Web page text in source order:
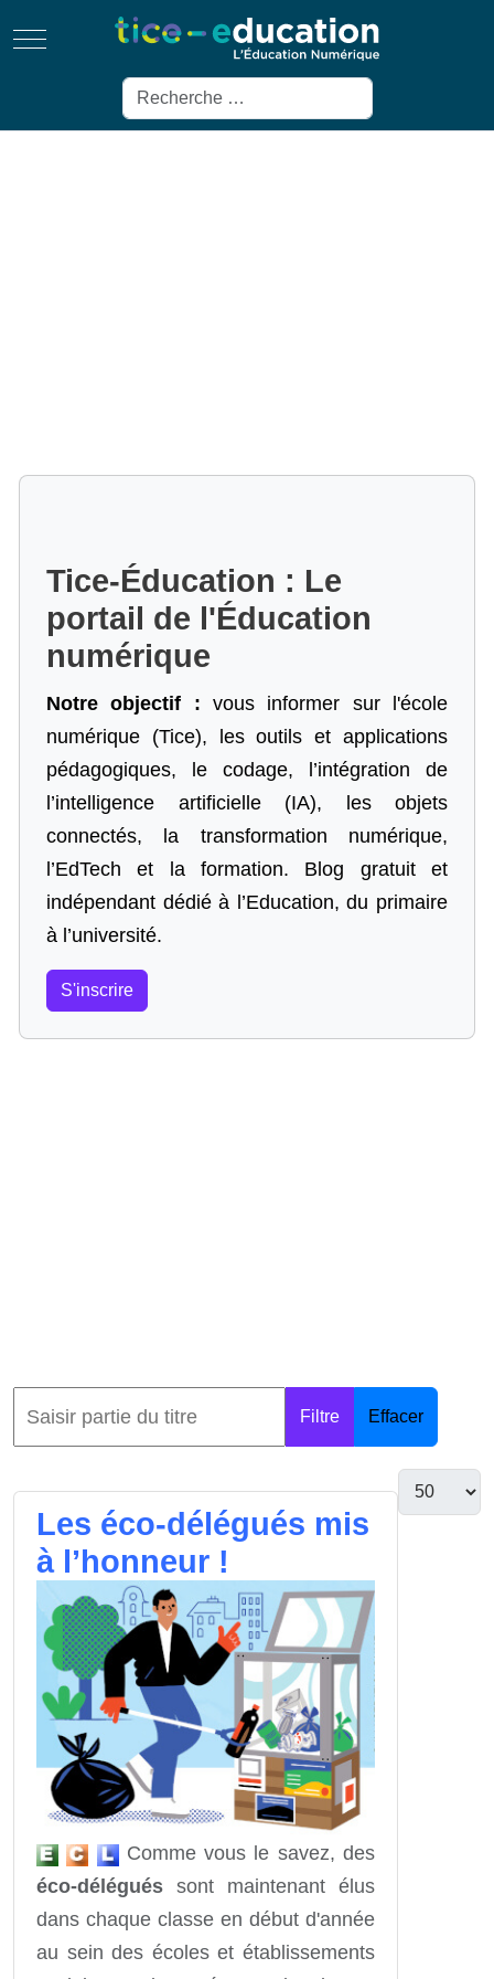
Mobile Menu Toggle
Rechercher
Tice-Éducation : Le
portail de l'Éducation
numérique
Notre objectif : vous informer sur l'école
numérique (Tice), les outils et applications
pédagogiques, le codage,
l’intégration de
l’intelligence artificielle (IA), les objets
connectés, la transformation numérique,
l’EdTech et la formation. Blog gratuit et
indépendant dédié à l’Education, du primaire
à l’université.
S'inscrire
Filtre Effacer
Les éco-délégués mis
à l’honneur !
Comme vous le savez, des
éco-délégués sont maintenant élus
dans chaque classe en début d'année
au sein des écoles et établissements